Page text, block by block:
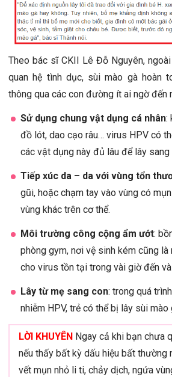
Theo bác sĩ CKII Lê Đỗ Nguyên,
quan hệ tình dục, sùi mào gà hoàn
thông qua các con đường ít ai ngờ đến
Sử dụng chung vật dụng cá nhân:
đồ lót, dao cạo râu… virus HPV có
các vật dụng này đủ lâu để lây sang
Tiếp xúc da – da với vùng tổn
gũi, hoặc chạm tay vào vùng có
vùng khác trên cơ thể.
Môi trường công cộng ẩm ướt:
phòng gym, nơi vệ sinh kém cũng
cho virus tồn tại trong vài giờ đến
Lây từ mẹ sang con: trong quá
nhiễm HPV, trẻ có thể bị lây sùi mào
LỜI KHUYÊN Ngay cả khi bạn chưa
nếu thấy bất kỳ dấu hiệu bất thường
vết mụn nhỏ li ti, chảy dịch, ngứa